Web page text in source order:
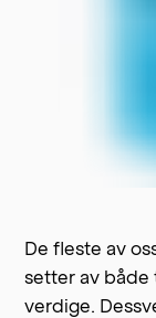
De fleste av
setter av både
verdige.